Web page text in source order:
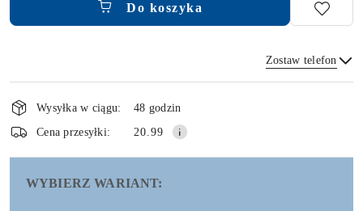
Do koszyka
Zostaw telefon
Wyślij
Dostępność
i
dostawa
Wysyłka w ciągu:
48 godzin
Cena przesyłki:
20.99
WYBIERZ WARIANT: